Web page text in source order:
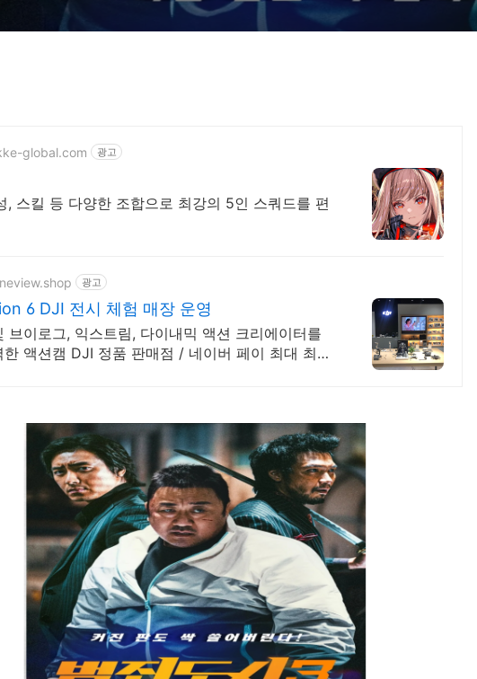
global.com 광고
, 스킬 등 다양한 조합으로 최강의 5인 스쿼드를 편
광고
6 DJI 전시 체험 매장 운영
브이로그, 익스트림, 다이내믹 액션 크리에이터를
한 액션캠 DJI 정품 판매점 / 네이버 페이 최대 최대